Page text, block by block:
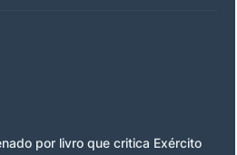
por livro que critica Exército